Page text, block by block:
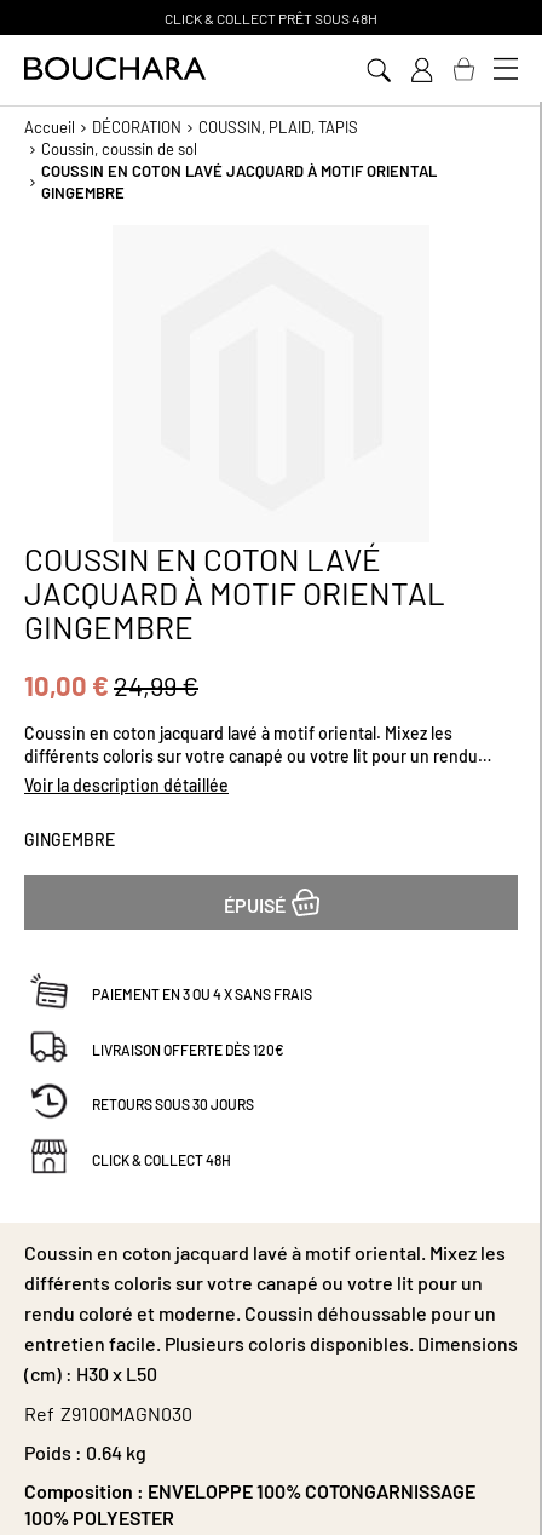
CLICK & COLLECT PRÊT SOUS 48H
Accueil DÉCORATION
COUSSIN, PLAID, TAPIS
Coussin, coussin de sol
COUSSIN EN COTON LAVÉ JACQUARD À MOTIF ORIENTAL
GINGEMBRE
Passer
au
début
de
la
d’images
COUSSIN EN COTON LAVÉ
JACQUARD À MOTIF ORIENTAL
GINGEMBRE
10,00 €24,99 €
Coussin en coton jacquard lavé à motif oriental. Mixez les
différents coloris sur votre canapé ou votre lit pour un rendu
coloré et moderne. Coussin déhoussable pour un entretien
facile. Plusieurs coloris disponibles. Dimensions (cm) : H30 x L50
Voir la description détaillée
GINGEMBRE
ÉPUISÉ
PAIEMENT EN 3 OU 4 X SANS FRAIS
LIVRAISON OFFERTE DÈS 120€
RETOURS SOUS 30 JOURS
CLICK & COLLECT 48H
Coussin en coton jacquard lavé à motif oriental. Mixez les
différents coloris sur votre canapé ou votre lit pour un
rendu coloré et moderne. Coussin déhoussable pour un
entretien facile. Plusieurs coloris disponibles. Dimensions
(cm) : H30 x L50
Ref Z9100MAGN030
Poids : 0.64 kg
Composition : ENVELOPPE 100% COTONGARNISSAGE
100% POLYESTER